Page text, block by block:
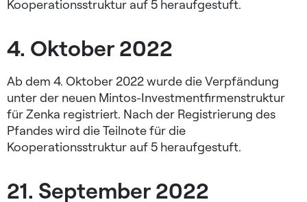
Kooperationsstruktur auf 5 heraufgestuft.
4. Oktober 2022
Ab dem 4. Oktober 2022 wurde die Verpfändung
unter der neuen Mintos-Investmentfirmenstruktur
für Zenka registriert. Nach der Registrierung des
Pfandes wird die Teilnote für die
Kooperationsstruktur auf 5 heraufgestuft.
21. September 2022